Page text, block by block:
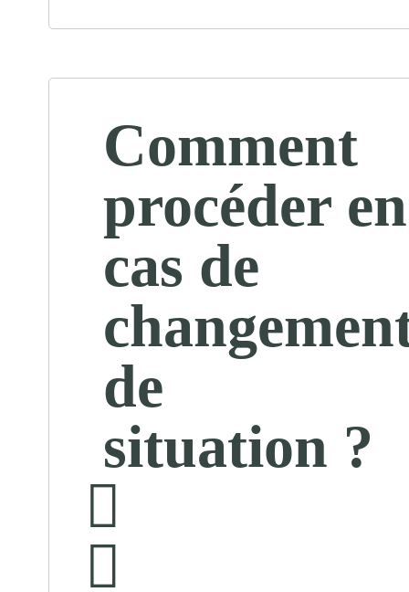
Comment
procéder en
cas de
de
situation ?